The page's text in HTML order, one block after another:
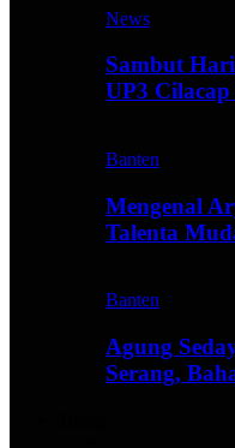
News
Sambut
UP3
Banten
Mengenal
Talenta
Banten
Agung
Serang,